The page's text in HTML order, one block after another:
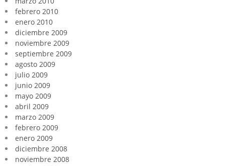
febrero 2010
enero 2010
diciembre 2009
noviembre 2009
septiembre 2009
agosto 2009
julio 2009
junio 2009
mayo 2009
abril 2009
marzo 2009
febrero 2009
enero 2009
diciembre 2008
noviembre 2008